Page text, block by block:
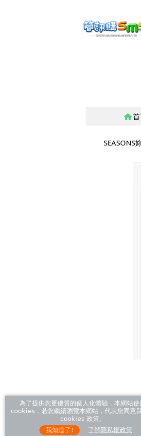
home
SEASONS
為了提供您更優質的個人化體驗，本網站使
cookies，若您繼續瀏覽本網站，代表您同意
cookies 政策。
我知道了!
了解隱私權政策